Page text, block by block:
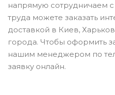
напрямую сотрудничаем
труда можете заказать
доставкой в Киев,
города. Чтобы оформить
нашим менеджером по
заявку онлайн.